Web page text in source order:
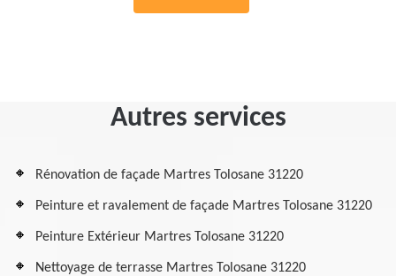
Autres services
Rénovation de façade Martres Tolosane 31220
Peinture et ravalement de façade Martres Tolosane 31220
Peinture Extérieur Martres Tolosane 31220
Nettoyage de terrasse Martres Tolosane 31220